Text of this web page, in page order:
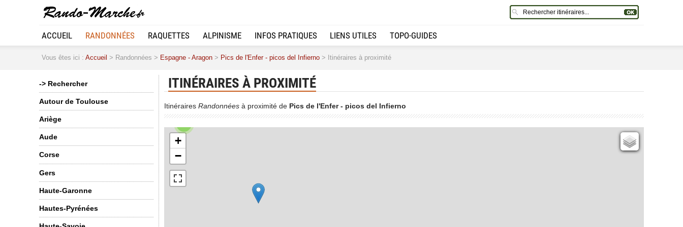
ACCUEIL RANDONNÉES RAQUETTES ALPINISME INFOS PRATIQUES LIENS UTILES TOPO-GUIDES
Vous êtes ici : Accueil > Randonnées > Espagne - Aragon > Pics de l'Enfer - picos del Infierno > Itinéraires à proximité
-> Rechercher
Autour de Toulouse
Ariège
Aude
Corse
Gers
Haute-Garonne
Hautes-Pyrénées
ITINÉRAIRES À PROXIMITÉ
Itinéraires Randonnées à proximité de Pics de l'Enfer - picos del Infierno
4
+
−